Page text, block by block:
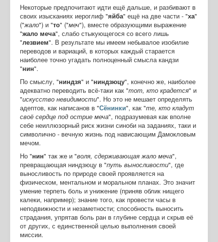
Некоторые предпочитают идти ещё дальше, и разбивают в
своих изысканиях иероглиф "яйба" ещё на две части - "ха"
("жало") и "то" ("меч"), вместе образующими выражение
"жало меча", слабо стыкующегося со всего лишь
"лезвием". В результате мы имеем небывалое изобилие
переводов и вариаций, в которых каждый старается
наиболее точно угадать полноценный смысла кандзи
"нин".
По смыслу, "ниндзя" и "ниндзюцу", конечно же, наиболее
адекватно переводить всё-таки как "тот, кто крадется" и
"искусство невидимости". Но это не мешает определять
адептов, как написанов в "Сёнинки", как "те, кто кладут
своё сердце под острие меча", подразумевая как вполне
себе неиллюзорный риск жизни синоби на заданиях, таки и
символично - вечную жизнь под нависающим Дамокловым
мечом.
Но "нин" так же и "воля, сдерживающая жало меча",
превращающая ниндзюцу в "путь выносливости", где
выносливость по природе своей проявляется на
физическом, ментальном и моральном планах. Это значит
умение терпеть боль и унижение (приняв облик нищего
калеки, например); знание того, как провести часы в
неподвижности и незаметности; способность выносить
страдания, упрятав боль ран в глубине сердца и скрыв её
от других, с единственной целью выполнения своей
миссии.